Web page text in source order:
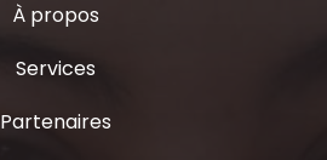
À propos
Services
Partenaires